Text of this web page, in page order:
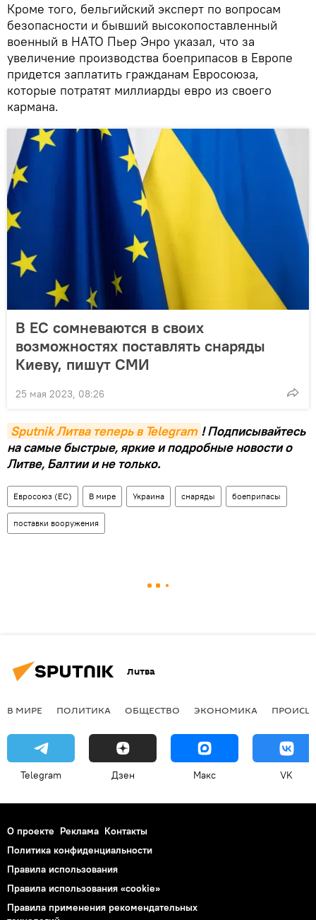
Кроме того, бельгийский эксперт по вопросам
безопасности и бывший высокопоставленный
военный в НАТО Пьер Энро указал, что за
увеличение производства боеприпасов в Европе
придется заплатить гражданам Евросоюза,
которые потратят миллиарды евро из своего
кармана.
В ЕС сомневаются в своих
возможностях поставлять снаряды
Киеву, пишут СМИ
25 мая 2023, 08:26
Sputnik Литва теперь в Telegram ! Подписывайтесь
на самые быстрые, яркие и подробные новости о
Литве, Балтии и не только.
Евросоюз (ЕС) В мире Украина снаряды боеприпасы
поставки вооружения
Литва
В МИРЕ ПОЛИТИКА ОБЩЕСТВО ЭКОНОМИКА
Telegram Дзен Макс VK
О проекте Реклама Контакты
Политика конфиденциальности
Правила использования
Правила использования «cookie»
Правила применения рекомендательных